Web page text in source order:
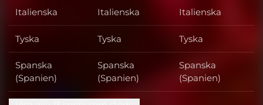
Italienska Italienska Italienska
Tyska Tyska Tyska
Spanska
(Spanien)
Spanska
(Spanien)
Spanska
(Spanien)